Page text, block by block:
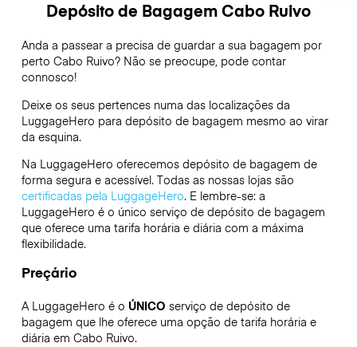
Depósito de Bagagem Cabo Ruivo
Anda a passear a precisa de guardar a sua bagagem por
perto Cabo Ruivo? Não se preocupe, pode contar
connosco!
Deixe os seus pertences numa das localizações da
LuggageHero para depósito de bagagem mesmo ao virar
da esquina.
Na LuggageHero oferecemos depósito de bagagem de
forma segura e acessível. Todas as nossas lojas são
certificadas pela LuggageHero. E lembre-se: a
LuggageHero é o único serviço de depósito de bagagem
que oferece uma tarifa horária e diária com a máxima
flexibilidade.
Preçário
A LuggageHero é o ÚNICO serviço de depósito de
bagagem que lhe oferece uma opção de tarifa horária e
diária em Cabo Ruivo.